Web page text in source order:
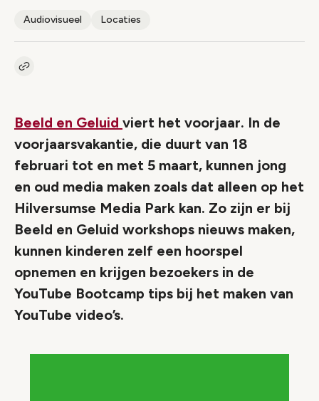
Audiovisueel Locaties
Kopieer link naar artikel
Beeld en Geluid viert het voorjaar. In de
voorjaarsvakantie, die duurt van 18
februari tot en met 5 maart, kunnen jong
en oud media maken zoals dat alleen op het
Hilversumse Media Park kan. Zo zijn er bij
Beeld en Geluid workshops nieuws maken,
kunnen kinderen zelf een hoorspel
opnemen en krijgen bezoekers in de
YouTube Bootcamp tips bij het maken van
YouTube video’s.